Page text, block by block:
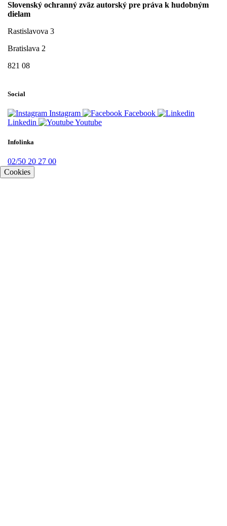
Slovenský ochranný zväz autorský pre práva k hudobným
dielam
Rastislavova 3
Bratislava 2
821 08
Social
Instagram
Facebook
Linkedin
Youtube
Infolinka
02/50 20 27 00
Cookies